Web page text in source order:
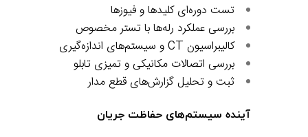
تست دوره‌ای کلیدها و فیوزها
بررسی عملکرد رله‌ها با تستر مخصوص
کالیبراسیون CT و سیستم‌های اندازه‌گیری
بررسی اتصالات مکانیکی و تمیزی تابلو
ثبت و تحلیل گزارش‌های قطع مدار
آینده سیستم‌های حفاظت جریان